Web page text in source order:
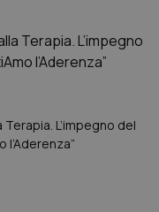
L’impegno del
l’Aderenza”